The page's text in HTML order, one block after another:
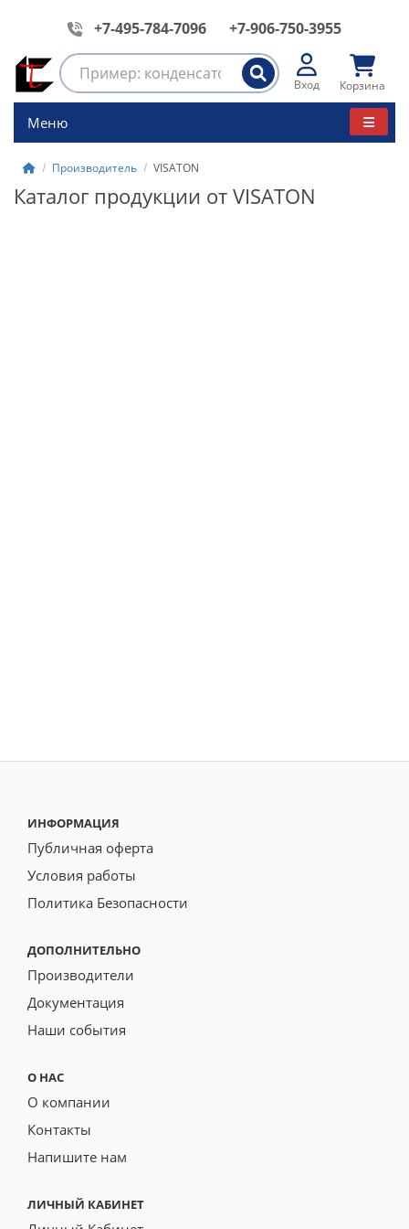
+7-495-784-7096 +7-906-750-3955
Вход Корзина
Меню
Производитель VISATON
Каталог продукции от VISATON
ИНФОРМАЦИЯ
Публичная оферта
Условия работы
Политика Безопасности
ДОПОЛНИТЕЛЬНО
Производители
Документация
Наши события
О НАС
О компании
Контакты
Напишите нам
ЛИЧНЫЙ КАБИНЕТ